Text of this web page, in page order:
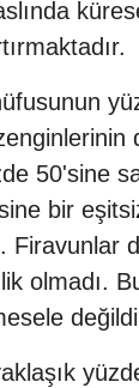
50'sine
bir
Firavunlar
olmadı.